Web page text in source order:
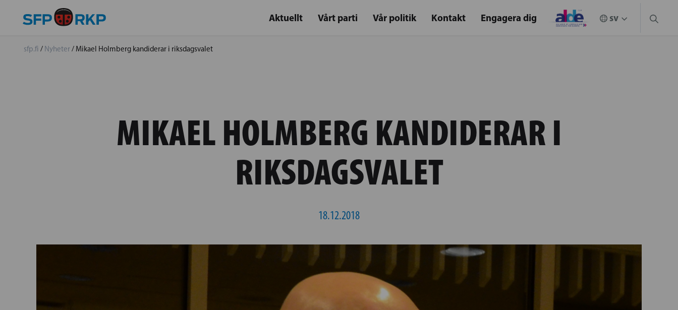
Aktuellt Vårt parti Vår politik Kontakt Engagera dig
sfp.fi / Nyheter/ Mikael Holmberg kandiderar i riksdagsvalet
MIKAEL HOLMBERG KANDIDERAR I
RIKSDAGSVALET
18.12.2018